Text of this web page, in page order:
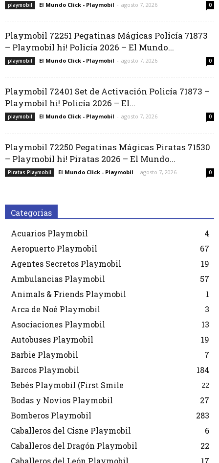
playmobil El Mundo Click - Playmobil - agosto 7, 2026 0
Playmobil 72251 Pegatinas Mágicas Policía 71873
– Playmobil hi! Policía 2026 – El Mundo...
playmobil El Mundo Click - Playmobil - agosto 7, 2026 0
Playmobil 72401 Set de Activación Policía 71873 –
Playmobil hi! Policía 2026 – El...
playmobil El Mundo Click - Playmobil - agosto 7, 2026 0
Playmobil 72250 Pegatinas Mágicas Piratas 71530
– Playmobil hi! Piratas 2026 – El Mundo...
Piratas Playmobil El Mundo Click - Playmobil - agosto 7, 2026 0
Categorias
Acuarios Playmobil
4
Aeropuerto Playmobil
67
Agentes Secretos Playmobil
19
Ambulancias Playmobil
57
Animals & Friends Playmobil
1
Arca de Noé Playmobil
3
Asociaciones Playmobil
13
Autobuses Playmobil
19
Barbie Playmobil
7
Barcos Playmobil
184
Bebés Playmobil (First Smile
22
Bodas y Novios Playmobil
27
Bomberos Playmobil
283
Caballeros del Cisne Playmobil
6
Caballeros del Dragón Playmobil
22
Caballeros del León Playmobil
17